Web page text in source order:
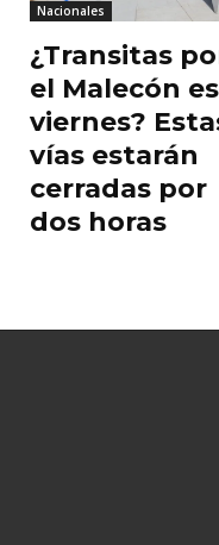
Nacionales
¿Transitas
el Malecón
viernes?
vías estarán
cerradas por
dos horas